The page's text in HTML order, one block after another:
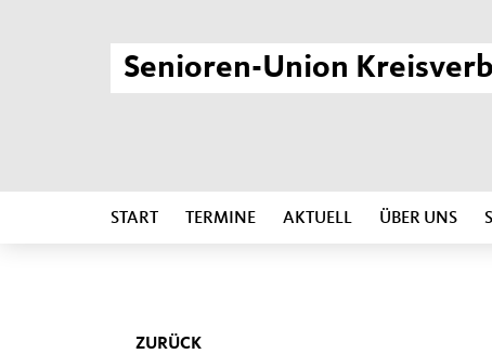
Senioren-Union
START TERMINE AKTUELL ÜBER UNS
ZURÜCK